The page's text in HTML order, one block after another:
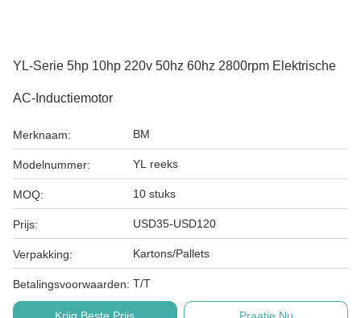
YL-Serie 5hp 10hp 220v 50hz 60hz 2800rpm Elektrische
AC-Inductiemotor
Merknaam: BM
Modelnummer: YL reeks
MOQ: 10 stuks
Prijs: USD35-USD120
Verpakking: Kartons/Pallets
Betalingsvoorwaarden: T/T